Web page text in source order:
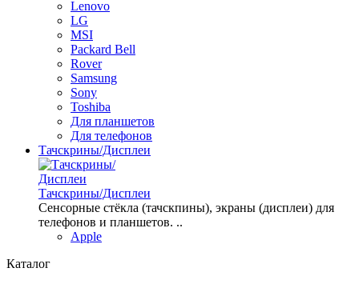
Lenovo
LG
MSI
Packard Bell
Rover
Samsung
Sony
Toshiba
Для планшетов
Для телефонов
Тачскрины/Дисплеи
Тачскрины/Дисплеи
Сенсорные стёкла (тачскпины), экраны (дисплеи) для
телефонов и планшетов. ..
Apple
Каталог